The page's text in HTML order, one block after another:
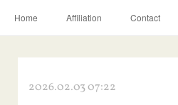
Home Affiliation Contact
2026.02.03 07:22